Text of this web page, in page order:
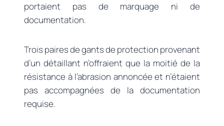
portaient pas de marquage ni de
documentation.
Trois paires de gants de protection provenant
d’un détaillant n’offraient que la moitié de la
résistance à l’abrasion annoncée et n’étaient
pas accompagnées de la documentation
requise.